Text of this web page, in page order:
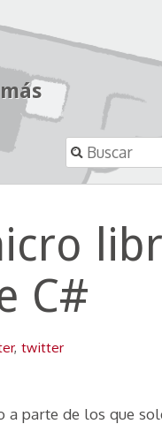
Buscar
C#
, twitter
a parte de los que